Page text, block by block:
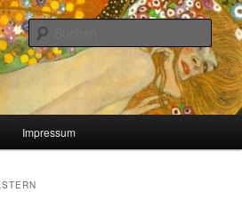
man selber machen kann
Impressum